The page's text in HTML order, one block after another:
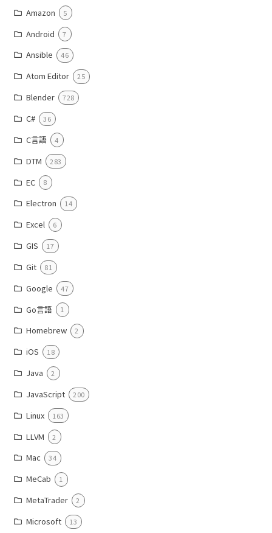
Amazon 5
Android 7
Ansible 46
Atom Editor 25
Blender 728
C# 36
C言語 4
DTM 283
EC 8
Electron 14
Excel 6
GIS 17
Git 81
Google 47
Go言語 1
Homebrew 2
iOS 18
Java 2
JavaScript 200
Linux 163
LLVM 2
Mac 34
MeCab 1
MetaTrader 2
Microsoft 13